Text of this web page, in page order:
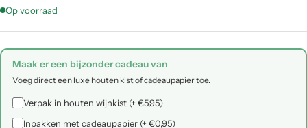
Op voorraad
Maak er een bijzonder cadeau van
Voeg direct een luxe houten kist of cadeaupapier toe.
Verpak in houten wijnkist (+ €5,95)
Inpakken met cadeaupapier (+ €0,95)